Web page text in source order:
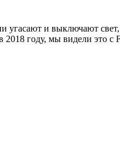
и выключают свет,
году, мы видели это с